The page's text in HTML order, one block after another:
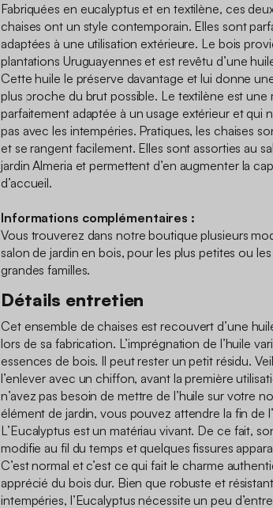
Fabriquées en eucalyptus et en textilène, ces
chaises ont un style contemporain. Elles sont
adaptées à une utilisation extérieure. Le bois
plantations Uruguayennes et est revêtu d’une
Cette huile le préserve davantage et lui donne
plus proche du brut possible. Le textilène est une
parfaitement adaptée à un usage extérieur et qui
pas avec les intempéries. Pratiques, les chaises
et se rangent facilement. Elles sont assorties au
jardin Almeria et permettent d’en augmenter la
d’accueil.
Informations complémentaires :
Vous trouverez dans notre boutique plusieurs
salon de jardin en bois, pour les plus petites ou les
grandes familles.
Détails entretien
Cet ensemble de chaises est recouvert d’une
lors de sa fabrication. L’imprégnation de l’huile
essences de bois. Il peut rester un petit résidu.
l’enlever avec un chiffon, avant la première
n’avez pas besoin de mettre de l’huile sur votre
élément de jardin, vous pouvez attendre la fin de
L’Eucalyptus est un matériau vivant. De ce fait,
modifie au fil du temps et quelques fissures
C’est normal et c’est ce qui fait le charme
apprécié du bois dur. Bien que robuste et
intempéries, l’Eucalyptus nécessite un peu